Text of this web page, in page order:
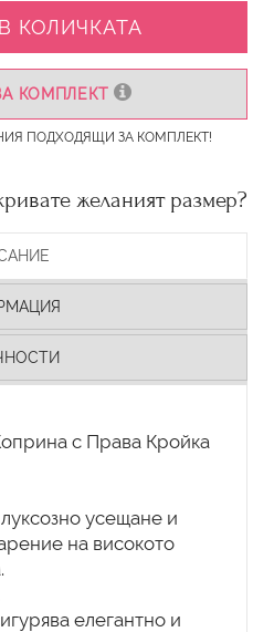
КОЛИЧКАТА
КОМПЛЕКТ
ПОДХОДЯЩИ ЗА КОМПЛЕКТ!
желаният размер?
с Права Кройка
усещане и
на високото
елегантно и